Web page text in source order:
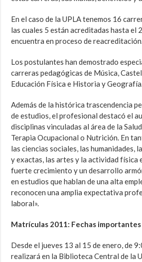
En el caso de la UPLA tenemos 16
las cuales 5 están acreditadas hasta el
encuentra en proceso de
Los postulantes han demostrado
carreras pedagógicas de Música,
Educación Física e Historia y
Además de la histórica trascendencia
de estudios, el profesional destacó el
disciplinas vinculadas al área de la
Terapia Ocupacional o Nutrición. En
las ciencias sociales, las humanidades,
y exactas, las artes y la actividad física
fuerte crecimiento y un desarrollo
en estudios que hablan de una alta
reconocen una amplia expectativa
laboral».
Matrículas 2011: Fechas importantes
Desde el jueves 13 al 15 de enero, de
realizará en la Biblioteca Central de la